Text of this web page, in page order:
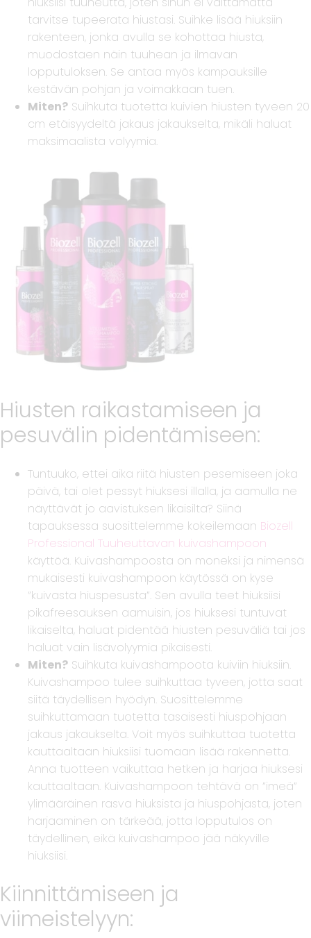
tarvitse tupeerata hiustasi. Suihke lisää hiuksiin
rakenteen, jonka avulla se kohottaa hiusta,
muodostaen näin tuuhean ja ilmavan
lopputuloksen. Se antaa myös kampauksille
kestävän pohjan ja voimakkaan tuen.
Miten? Suihkuta tuotetta kuivien hiusten tyveen 20
cm etäisyydeltä jakaus jakaukselta, mikäli haluat
maksimaalista volyymia.
Hiusten raikastamiseen ja
pesuvälin pidentämiseen:
Tuntuuko, ettei aika riitä hiusten pesemiseen joka
päivä, tai olet pessyt hiuksesi illalla, ja aamulla ne
näyttävät jo aavistuksen likaisilta? Siinä
tapauksessa suosittelemme kokeilemaan Biozell
Professional Tuuheuttavan kuivashampoon
käyttöä. Kuivashampoosta on moneksi ja nimensä
mukaisesti kuivashampoon käytössä on kyse
”kuivasta hiuspesusta”. Sen avulla teet hiuksiisi
pikafreesauksen aamuisin, jos hiuksesi tuntuvat
likaiselta, haluat pidentää hiusten pesuväliä tai jos
haluat vain lisävolyymia pikaisesti.
Miten? Suihkuta kuivashampoota kuiviin hiuksiin.
Kuivashampoo tulee suihkuttaa tyveen, jotta saat
siitä täydellisen hyödyn. Suosittelemme
suihkuttamaan tuotetta tasaisesti hiuspohjaan
jakaus jakaukselta. Voit myös suihkuttaa tuotetta
kauttaaltaan hiuksiisi tuomaan lisää rakennetta.
Anna tuotteen vaikuttaa hetken ja harjaa hiuksesi
kauttaaltaan. Kuivashampoon tehtävä on ”imeä”
ylimääräinen rasva hiuksista ja hiuspohjasta, joten
harjaaminen on tärkeää, jotta lopputulos on
täydellinen, eikä kuivashampoo jää näkyville
hiuksiisi.
Kiinnittämiseen ja
viimeistelyyn: